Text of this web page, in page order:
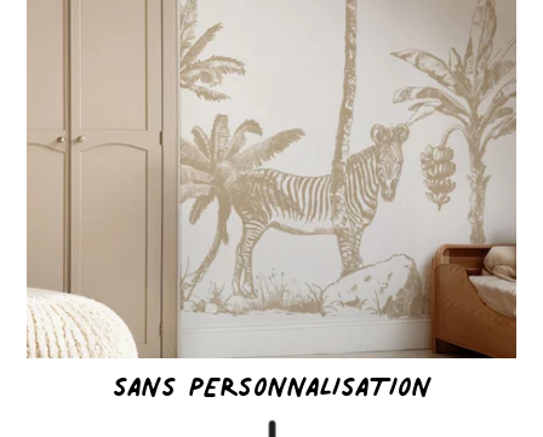
SANS PERSONNALISATION